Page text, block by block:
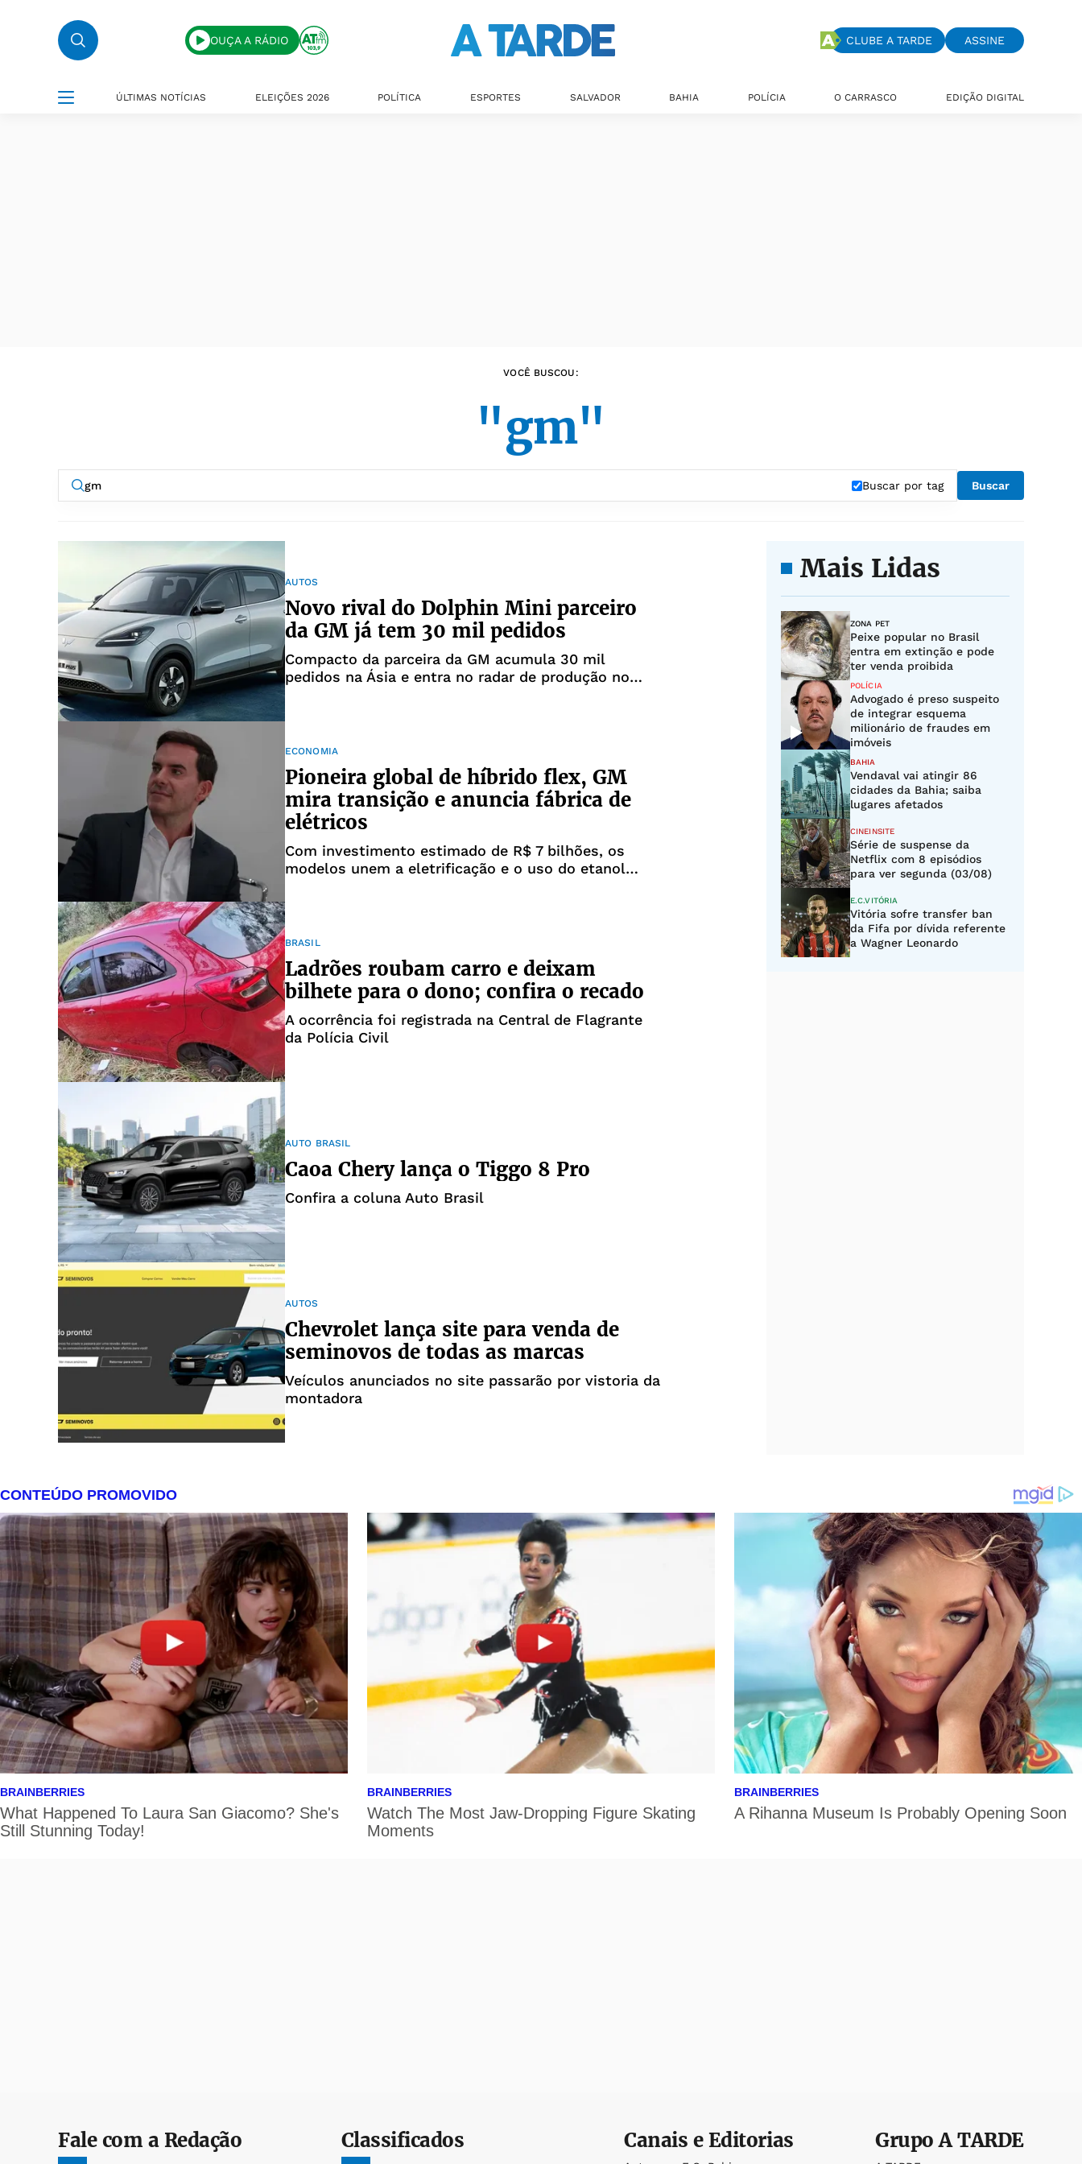
OUÇA A RÁDIO CLUBE A TARDE ASSINE
ÚLTIMAS NOTÍCIAS ELEIÇÕES 2026 POLÍTICA ESPORTES SALVADOR BAHIA POLÍCIA O CARRASCO EDIÇÃO DIGITAL
VOCÊ BUSCOU:
"gm"
Buscar por tag Buscar
AUTOS
Novo rival do Dolphin Mini parceiro
da GM já tem 30 mil pedidos
Compacto da parceira da GM acumula 30 mil
pedidos na Ásia e entra no radar de produção no
ECONOMIA
Pioneira global de híbrido flex, GM
mira transição e anuncia fábrica de
elétricos
Com investimento estimado de R$ 7 bilhões, os
modelos unem a eletrificação e o uso do etanol
BRASIL
Ladrões roubam carro e deixam
bilhete para o dono; confira o recado
A ocorrência foi registrada na Central de Flagrante
da Polícia Civil
AUTO BRASIL
Caoa Chery lança o Tiggo 8 Pro
Confira a coluna Auto Brasil
AUTOS
Chevrolet lança site para venda de
seminovos de todas as marcas
Veículos anunciados no site passarão por vistoria da
montadora
Mais Lidas
ZONA PET
Peixe popular no Brasil
entra em extinção e pode
ter venda proibida
POLÍCIA
Advogado é preso suspeito
de integrar esquema
milionário de fraudes em
imóveis
BAHIA
Vendaval vai atingir 86
cidades da Bahia; saiba
lugares afetados
CINEINSITE
Série de suspense da
Netflix com 8 episódios
para ver segunda (03/08)
E.C.VITÓRIA
Vitória sofre transfer ban
da Fifa por dívida referente
a Wagner Leonardo
Fale com a Redação Classificados Canais e Editorias GrupoA TARDE